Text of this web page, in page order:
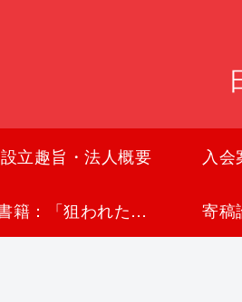
設立趣旨・法人概要 入会
書籍：「狙われた沖縄〜真実の沖縄史が日本を救う〜」 寄稿